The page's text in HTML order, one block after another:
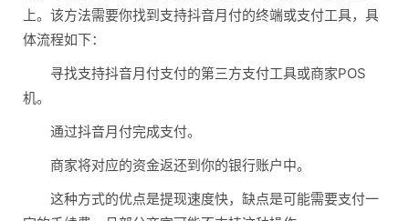
上。该方法需要你找到支持抖音月付的终端或支付工具，具
体流程如下：
寻找支持抖音月付支付的第三方支付工具或商家POS
机。
通过抖音月付完成支付。
商家将对应的资金返还到你的银行账户中。
这种方式的优点是提现速度快，缺点是可能需要支付一